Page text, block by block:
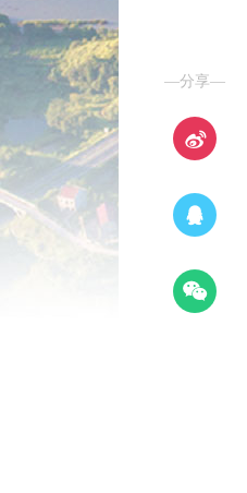
—分享—